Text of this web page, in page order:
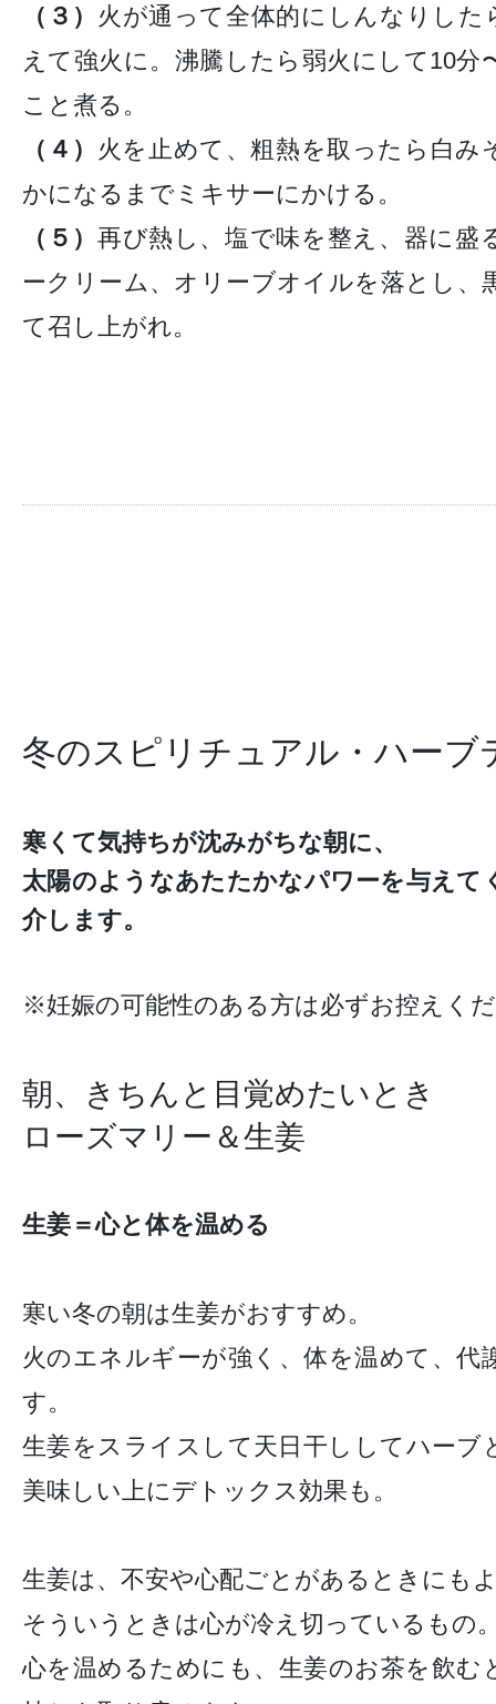
（３） 火が通って全体的にしんなりした
えて強火に。沸騰したら弱火にして10分
こと煮る。
（４） 火を止めて、粗熱を取ったら白み
かになるまでミキサーにかける。
（５） 再び熱し、塩で味を整え、器に盛
ークリーム、オリーブオイルを落とし、
て召し上がれ。
冬のスピリチュアル・ハーブ
寒くて気持ちが沈みがちな朝に、
太陽のようなあたたかなパワーを与えて
介します。
※妊娠の可能性のある方は必ずお控えく
朝、きちんと目覚めたいとき
ローズマリー＆生姜
生姜＝心と体を温める
寒い冬の朝は生姜がおすすめ。
火のエネルギーが強く、体を温めて、代
す。
生姜をスライスして天日干ししてハーブ
美味しい上にデトックス効果も。
生姜は、不安や心配ごとがあるときにも
そういうときは心が冷え切っているもの
心を温めるためにも、生姜のお茶を飲む